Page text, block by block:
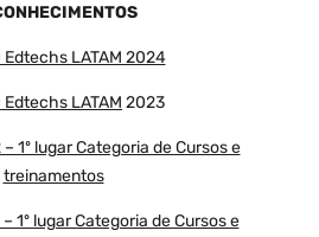
Edtechs LATAM 2024
Edtechs LATAM 2023
1º lugar Categoria de Cursos e
treinamentos
1º lugar Categoria de Cursos e